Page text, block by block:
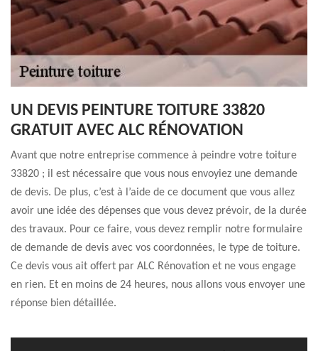
UN DEVIS PEINTURE TOITURE 33820
GRATUIT AVEC ALC RÉNOVATION
Avant que notre entreprise commence à peindre votre toiture
33820 ; il est nécessaire que vous nous envoyiez une demande
de devis. De plus, c’est à l’aide de ce document que vous allez
avoir une idée des dépenses que vous devez prévoir, de la durée
des travaux. Pour ce faire, vous devez remplir notre formulaire
de demande de devis avec vos coordonnées, le type de toiture.
Ce devis vous ait offert par ALC Rénovation et ne vous engage
en rien. Et en moins de 24 heures, nous allons vous envoyer une
réponse bien détaillée.